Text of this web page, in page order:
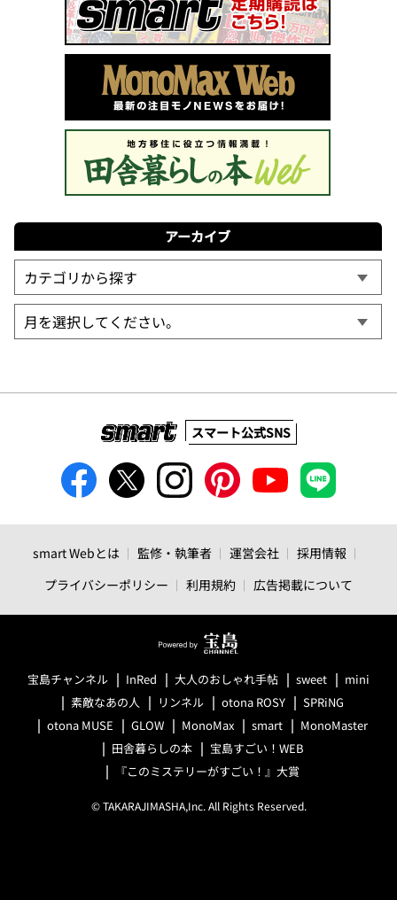
アーカイブ
スマート公式SNS
smart Webとは 監修・執筆者 運営会社
採用情報
プライバシーポリシー
利用規約 広告掲載について
宝島チャンネル InRed 大人のおしゃれ手帖 sweet
mini
素敵なあの人
リンネル otona ROSY
SPRiNG
otona MUSE
GLOW MonoMax smart
MonoMaster
田舎暮らしの本
宝島すごい！WEB
『このミステリーがすごい！』大賞
© TAKARAJIMASHA,Inc. All Rights Reserved.